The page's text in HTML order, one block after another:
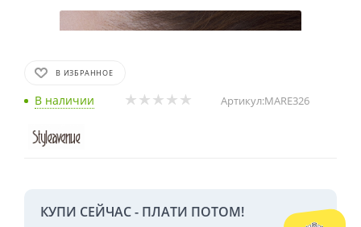
В ИЗБРАННОЕ
В наличии Артикул:MARE326
КУПИ СЕЙЧАС - ПЛАТИ ПОТОМ!